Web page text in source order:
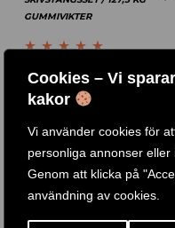
Cookies – Vi
kakor
Vi använder cookies för
personliga annonser eller
Genom att klicka på
användning av cookies.
GUMMIVIKTER
Betygsatt
av 5
4 .690KR–6 .290 KR
- 15